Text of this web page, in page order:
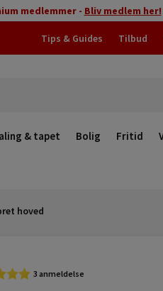
medlemmer - Bliv medlem her!
Tips & Guides Tilbud
& tapet Bolig Fritid
hoved
3 anmeldelse